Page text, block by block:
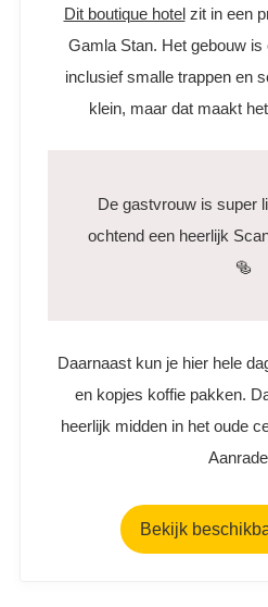
Dit boutique hotelzit in een
Gamla Stan. Het gebouw is
inclusief smalle trappen en
klein, maar dat maakt
De gastvrouw is super
ochtend een heerlijk
🥯
Daarnaast kun je hier hele
en kopjes koffie pakken.
heerlijk midden in het oude
Bekijk